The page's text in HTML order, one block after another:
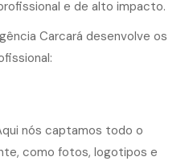
e de alto impacto.
Carcará desenvolve os
nós captamos todo o
como fotos, logotipos e